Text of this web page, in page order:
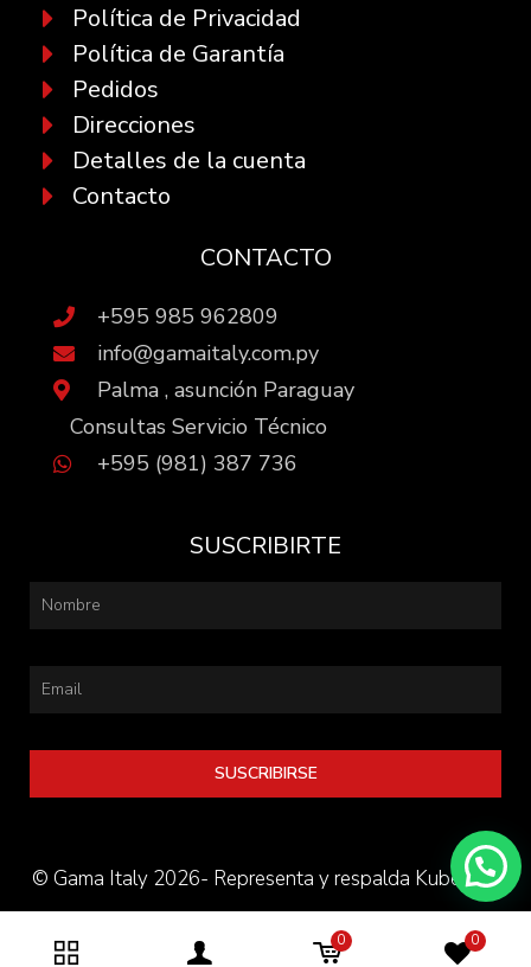
Política de Privacidad
Política de Garantía
Pedidos
Direcciones
Detalles de la cuenta
Contacto
CONTACTO
+595 985 962809
info@gamaitaly.com.py
Palma , asunción Paraguay
Consultas Servicio Técnico
+595 (981) 387 736
SUSCRIBIRTE
SUSCRIBIRSE
© Gama Italy 2026- Representa y respalda Kube S.A.
0 0